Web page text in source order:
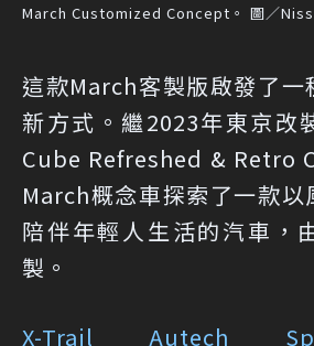
March Customized Concept。 圖／
這款March客製版啟發了一
新方式。繼2023年東京改
Cube Refreshed & Retro
March概念車探索了一款以
陪伴年輕人生活的汽車，
製。
X-Trail Autech